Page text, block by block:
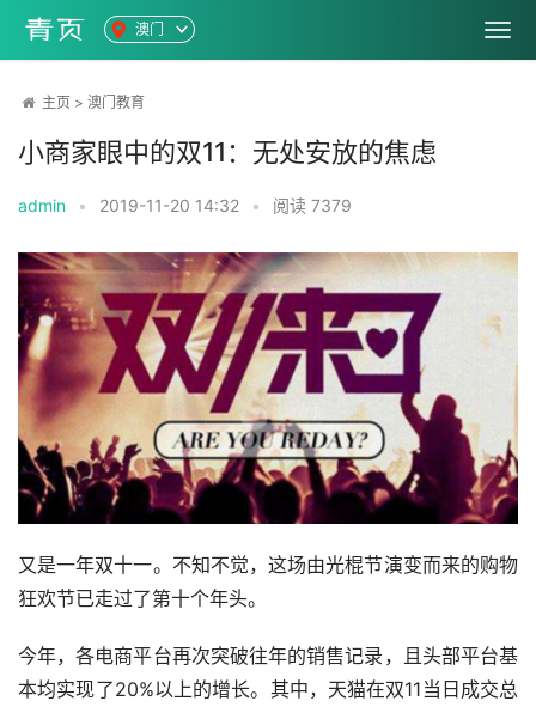
澳门
主页 > 澳门教育
小商家眼中的双11：无处安放的焦虑
admin • 2019-11-20 14:32 • 阅读 7379
又是一年双十一。不知不觉，这场由光棍节演变而来的购物
狂欢节已走过了第十个年头。
今年，各电商平台再次突破往年的销售记录，且头部平台基
本均实现了20%以上的增长。其中，天猫在双11当日成交总